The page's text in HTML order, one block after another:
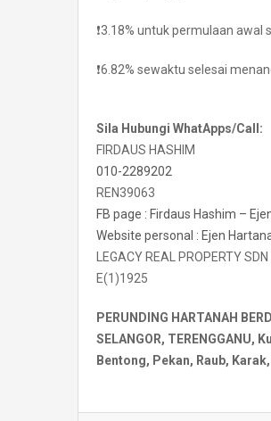
❗3.18% untuk permulaan
❗6.82% sewaktu selesai
Sila Hubungi WhatApps/Call:
FIRDAUS HASHIM
010-2289202
REN39063
FB page : Firdaus Hashim –
Website personal : Ejen
LEGACY REAL PROPERTY SDN
E(1)1925
PERUNDING HARTANAH
SELANGOR,
Bentong, Pekan, Raub,